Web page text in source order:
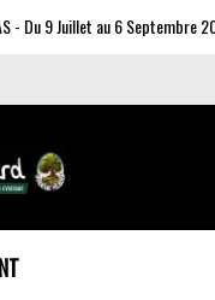
- Du 9 Juillet au 6 Septembre